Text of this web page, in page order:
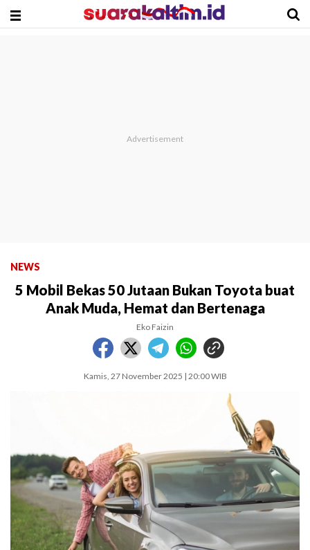
NEWS
5 Mobil Bekas 50 Jutaan Bukan Toyota buat
Anak Muda, Hemat dan Bertenaga
Eko Faizin
Kamis, 27 November 2025 | 20:00 WIB